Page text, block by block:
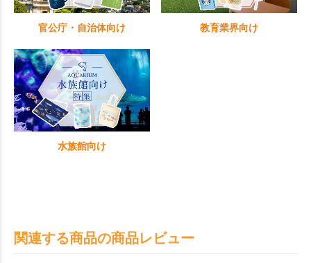
官公庁・自治体向け 教育業界向け
水族館向け
関連する商品の商品レビュー